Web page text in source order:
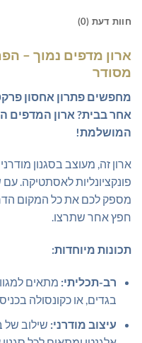
חוות דעת (0)
ארון מדפים נמוך –
מסודר
מחפשים פתרון אחסון
אחר בבית? ארון המדפים
המושלמת!
ארון זה, מעוצב בסגנון
פונקציונליות לאסתטיקה.
מספק לכם את כל המקום
חפץ אחר שתרצו.
תכונות מיוחדות:
רב-תכליתי: מתאים
בגדים, או כקונסולה
עיצוב מודרני: שילוב של